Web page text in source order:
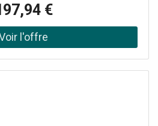
le cloud : L'intégration d'Omada
gérer l'ensemble du réseau
le cloud via l'interface utilisateur
Demander un audit de
€